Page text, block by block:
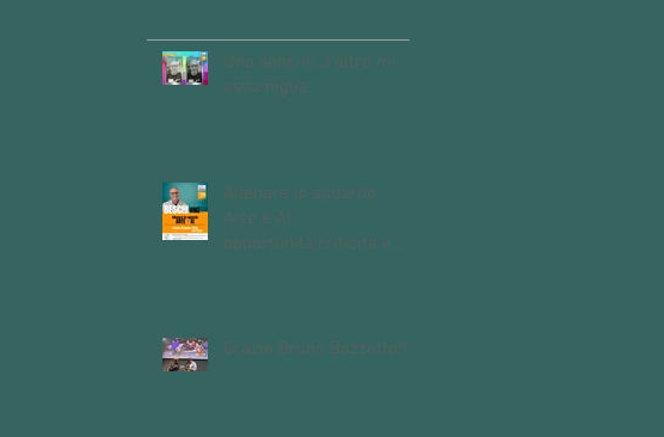
Uno sono io...l'altro mi
assomiglia
Allenare lo sguardo -
Arte e AI,
opportunità,criticità e
Grazie Bruno Bozzetto!!!